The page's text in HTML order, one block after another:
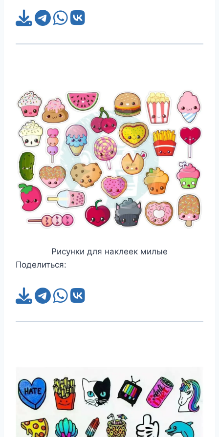
Рисунки для наклеек милые
Поделиться: